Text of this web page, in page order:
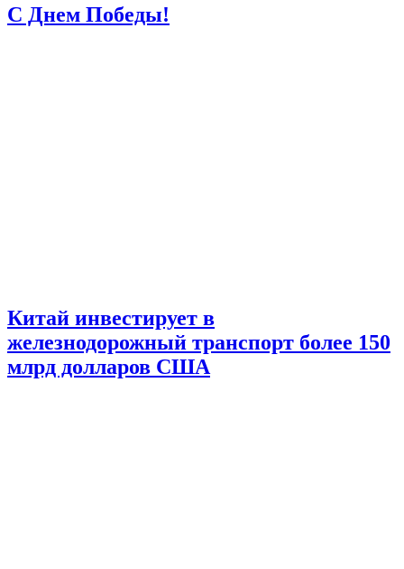
С Днем Победы!
Китай инвестирует в
железнодорожный транспорт более 150
млрд долларов США